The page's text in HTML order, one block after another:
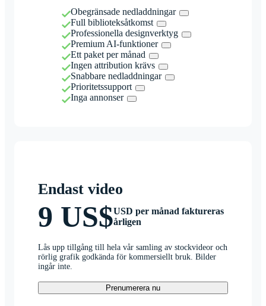
Obegränsade nedladdningar
Full biblioteksåtkomst
Professionella designverktyg
Premium AI-funktioner
Ett paket per månad
Ingen attribution krävs
Snabbare nedladdningar
Prioritetssupport
Inga annonser
Endast video
9 US$USD per månad faktureras
årligen
Lås upp tillgång till hela vår samling av stockvideor och
rörlig grafik godkända för kommersiellt bruk. Bilder
ingår inte.
Prenumerera nu